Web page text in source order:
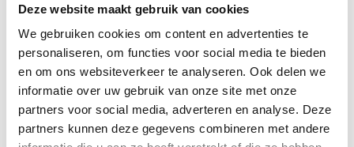
Deze website maakt gebruik van cookies
We gebruiken cookies om content en advertenties te
personaliseren, om functies voor social media te bieden
en om ons websiteverkeer te analyseren. Ook delen we
informatie over uw gebruik van onze site met onze
partners voor social media, adverteren en analyse. Deze
partners kunnen deze gegevens combineren met andere
aangelegd om de vijand te weren door enorme stukken land
onder water te zetten.
Kniehoog water was voldoende om te voorkomen dat
vijandelijke legers verder konden optrekken met hun geschut.
De waterlinies zijn unieke ketens van militaire bouwwerken die
het landschap op een bijzondere manier hebben verrijkt.